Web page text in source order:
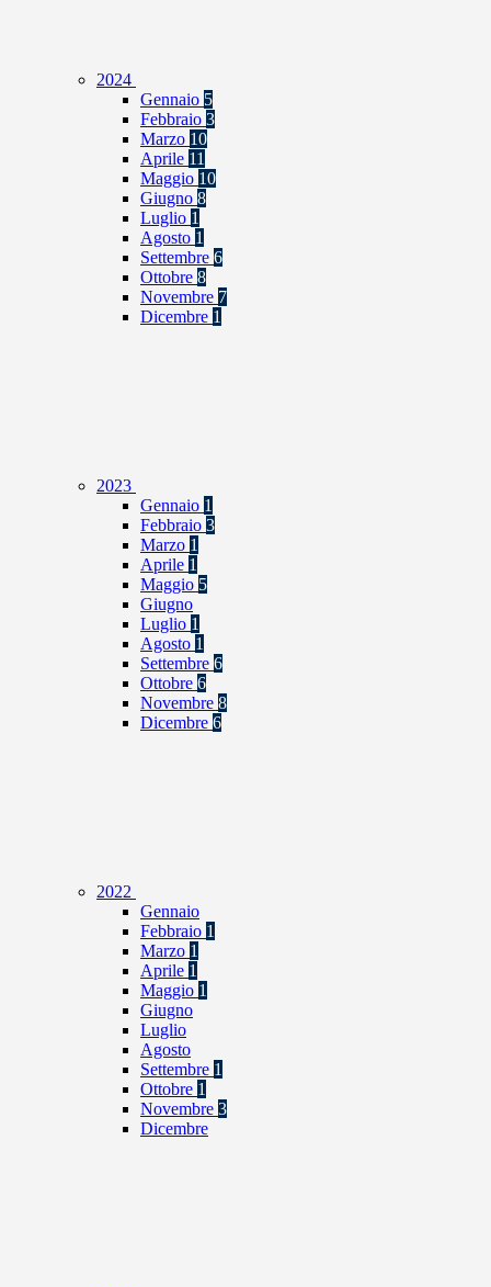
2024
Gennaio 5
Febbraio 3
Marzo 10
Aprile 11
Maggio 10
Giugno 8
Luglio 1
Agosto 1
Settembre 6
Ottobre 8
Novembre 7
Dicembre 1
2023
Gennaio 1
Febbraio 3
Marzo 1
Aprile 1
Maggio 5
Giugno
Luglio 1
Agosto 1
Settembre 6
Ottobre 6
Novembre 8
Dicembre 6
2022
Gennaio
Febbraio 1
Marzo 1
Aprile 1
Maggio 1
Giugno
Luglio
Agosto
Settembre 1
Ottobre 1
Novembre 3
Dicembre